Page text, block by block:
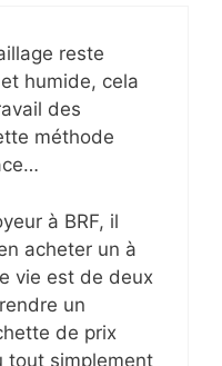
reste
humide, cela
des
méthode
à BRF, il
acheter un à
vie est de deux
un
de prix
tout simplement